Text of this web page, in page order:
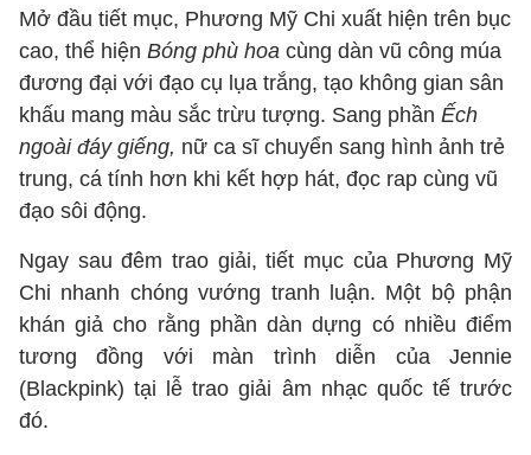
Mở đầu tiết mục, Phương Mỹ Chi xuất hiện trên bục
cao, thể hiện Bóng phù hoa cùng dàn vũ công múa
đương đại với đạo cụ lụa trắng, tạo không gian sân
khấu mang màu sắc trừu tượng. Sang phần Ếch
ngoài đáy giếng, nữ ca sĩ chuyển sang hình ảnh trẻ
trung, cá tính hơn khi kết hợp hát, đọc rap cùng vũ
đạo sôi động.
Ngay sau đêm trao giải, tiết mục của Phương Mỹ
Chi nhanh chóng vướng tranh luận. Một bộ phận
khán giả cho rằng phần dàn dựng có nhiều điểm
tương đồng với màn trình diễn của Jennie
(Blackpink) tại lễ trao giải âm nhạc quốc tế trước
đó.